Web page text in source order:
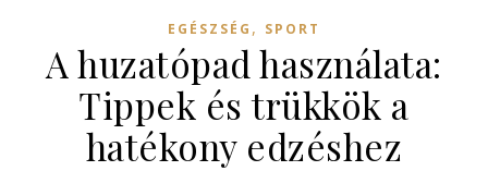
EGÉSZSÉG , SPORT
A huzatópad használata:
Tippek és trükkök a
hatékony edzéshez